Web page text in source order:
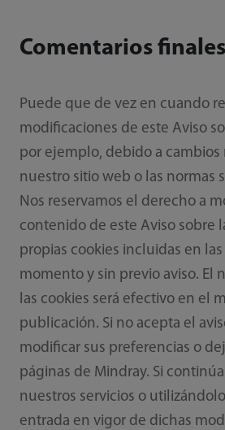
Comentarios finales
Puede que de vez en cuando
modificaciones de este Aviso
por ejemplo, debido a cambios
nuestro sitio web o las normas
Nos reservamos el derecho a
contenido de este Aviso sobre
propias cookies incluidas en
momento y sin previo aviso. El
las cookies será efectivo en el
publicación. Si no acepta el
modificar sus preferencias o
páginas de Mindray. Si
nuestros servicios o
entrada en vigor de dichas